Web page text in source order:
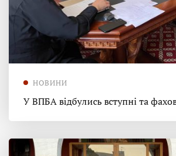
НОВИНИ
У ВПБА відбулись вступні та